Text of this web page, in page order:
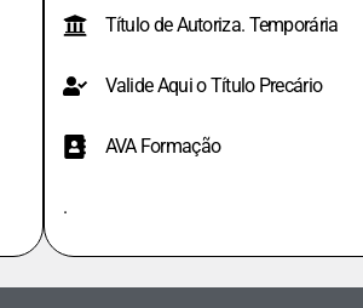
Título de Autoriza. Temporária
Valide Aqui o Título Precário
AVA Formação
.